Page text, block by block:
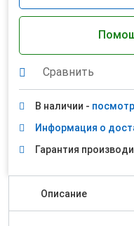
Сравнить
В наличии -
Информация о
Гарантия
Описание